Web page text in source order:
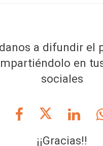
a difundir el
en
sociales
¡¡Gracias!!